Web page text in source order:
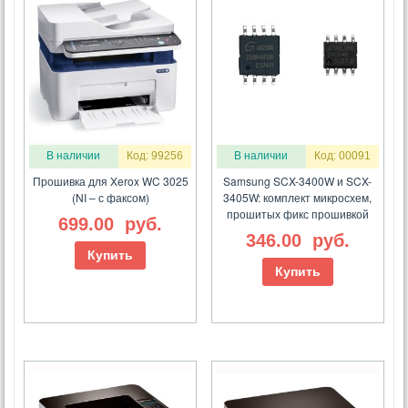
В наличии Код: 99256
Прошивка для Xerox WC 3025
(NI – с факсом)
699.00 руб.
Купить
В наличии Код: 00091
Samsung SCX-3400W и SCX-
3405W: комплект микросхем,
прошитых фикс прошивкой
346.00 руб.
Купить